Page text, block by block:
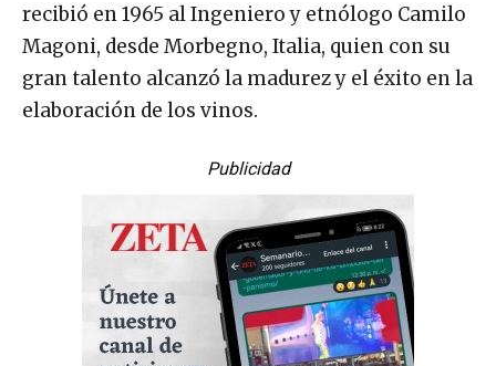
recibió en 1965 al Ingeniero y etnólogo Camilo
Magoni, desde Morbegno, Italia, quien con su
gran talento alcanzó la madurez y el éxito en la
elaboración de los vinos.
Publicidad